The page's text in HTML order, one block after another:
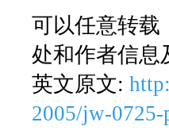
可以任意转载
处和作者信息
英文原文:
2005/jw-